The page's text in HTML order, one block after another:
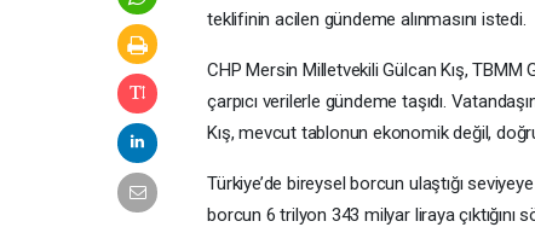
teklifinin acilen gündeme alınmasını istedi.
CHP Mersin Milletvekili Gülcan Kış, TBMM
çarpıcı verilerle gündeme taşıdı.
Kış, mevcut tablonun ekonomik değil,
Türkiye’de bireysel borcun ulaştığı
borcun 6 trilyon 343 milyar liraya çıktığını